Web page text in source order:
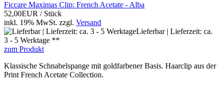
Ficcare Maximas Clip: French Acetate - Alba
52,00EUR / Stück
inkl. 19% MwSt. zzgl. Versand
Lieferbar | Lieferzeit: ca.
3 - 5 Werktage **
zum Produkt
Klassische Schnabelspange mit goldfarbener Basis. Haarclip aus der
Print French Acetate Collection.